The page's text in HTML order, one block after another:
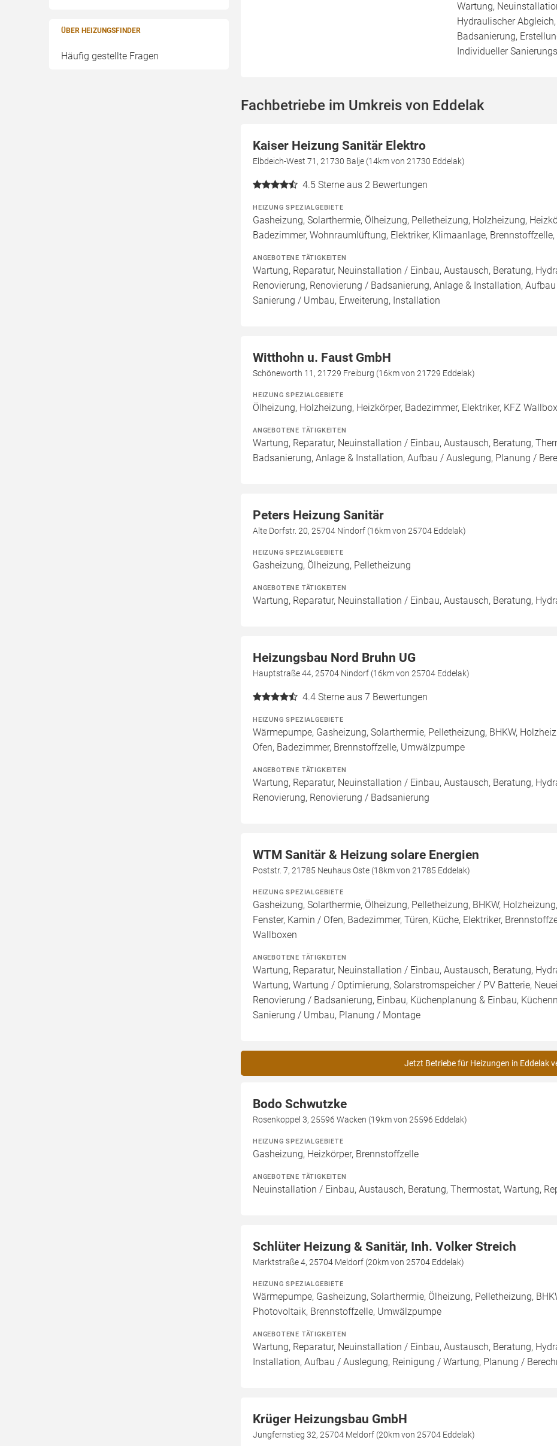
ÜBER HEIZUNGSFINDER
Häufig gestellte Fragen
Wartung,
Hydraulischer
Badsanierung,
Individueller
Fachbetriebe im Umkreis von Eddelak
Kaiser Heizung Sanitär Elektro
Elbdeich-West 71, 21730 Balje (14km von 21730 Eddelak)
4.5 Sterne aus 2 Bewertungen
HEIZUNG SPEZIALGEBIETE
Gasheizung, Solarthermie, Ölheizung, Pelletheizung, Holzheizung,
Badezimmer, Wohnraumlüftung, Elektriker, Klimaanlage,
ANGEBOTENE TÄTIGKEITEN
Wartung, Reparatur, Neuinstallation / Einbau, Austausch, Beratung,
Renovierung, Renovierung / Badsanierung, Anlage & Installation,
Sanierung / Umbau, Erweiterung, Installation
Witthohn u. Faust GmbH
Schöneworth 11, 21729 Freiburg (16km von 21729 Eddelak)
HEIZUNG SPEZIALGEBIETE
Ölheizung, Holzheizung, Heizkörper, Badezimmer, Elektriker, KFZ
ANGEBOTENE TÄTIGKEITEN
Wartung, Reparatur, Neuinstallation / Einbau, Austausch, Beratung,
Badsanierung, Anlage & Installation, Aufbau / Auslegung, Planung /
Peters Heizung Sanitär
Alte Dorfstr. 20, 25704 Nindorf (16km von 25704 Eddelak)
HEIZUNG SPEZIALGEBIETE
Gasheizung, Ölheizung, Pelletheizung
ANGEBOTENE TÄTIGKEITEN
Wartung, Reparatur, Neuinstallation / Einbau, Austausch, Beratung,
Heizungsbau Nord Bruhn UG
Hauptstraße 44, 25704 Nindorf (16km von 25704 Eddelak)
4.4 Sterne aus 7 Bewertungen
HEIZUNG SPEZIALGEBIETE
Wärmepumpe, Gasheizung, Solarthermie, Pelletheizung, BHKW,
Ofen, Badezimmer, Brennstoffzelle, Umwälzpumpe
ANGEBOTENE TÄTIGKEITEN
Wartung, Reparatur, Neuinstallation / Einbau, Austausch, Beratung,
Renovierung, Renovierung / Badsanierung
WTM Sanitär & Heizung solare Energien
Poststr. 7, 21785 Neuhaus Oste (18km von 21785 Eddelak)
HEIZUNG SPEZIALGEBIETE
Gasheizung, Solarthermie, Ölheizung, Pelletheizung, BHKW,
Fenster, Kamin / Ofen, Badezimmer, Türen, Küche, Elektriker,
Wallboxen
ANGEBOTENE TÄTIGKEITEN
Wartung, Reparatur, Neuinstallation / Einbau, Austausch, Beratung,
Wartung, Wartung / Optimierung, Solarstromspeicher / PV Batterie,
Renovierung / Badsanierung, Einbau, Küchenplanung & Einbau,
Sanierung / Umbau, Planung / Montage
Jetzt Betriebe für Heizungen in Eddelak
Bodo Schwutzke
Rosenkoppel 3, 25596 Wacken (19km von 25596 Eddelak)
HEIZUNG SPEZIALGEBIETE
Gasheizung, Heizkörper, Brennstoffzelle
ANGEBOTENE TÄTIGKEITEN
Neuinstallation / Einbau, Austausch, Beratung, Thermostat, Wartung,
Schlüter Heizung & Sanitär, Inh. Volker Streich
Marktstraße 4, 25704 Meldorf (20km von 25704 Eddelak)
HEIZUNG SPEZIALGEBIETE
Wärmepumpe, Gasheizung, Solarthermie, Ölheizung, Pelletheizung,
Photovoltaik, Brennstoffzelle, Umwälzpumpe
ANGEBOTENE TÄTIGKEITEN
Wartung, Reparatur, Neuinstallation / Einbau, Austausch, Beratung,
Installation, Aufbau / Auslegung, Reinigung / Wartung, Planung /
Krüger Heizungsbau GmbH
Jungfernstieg 32, 25704 Meldorf (20km von 25704 Eddelak)